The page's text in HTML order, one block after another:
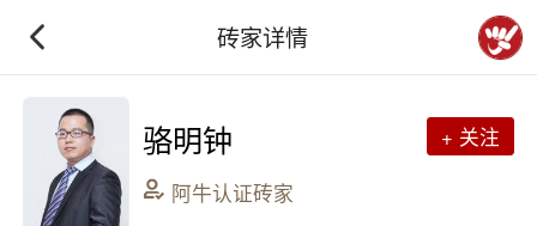
砖家详情
骆明钟
阿牛认证砖家
+ 关注